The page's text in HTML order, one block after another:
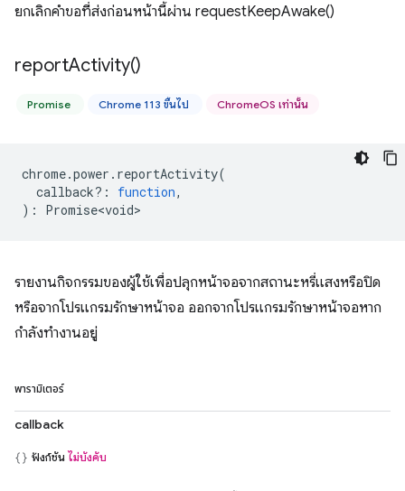
ยกเลิกคำขอที่ส่งก่อนหน้านี้ผ่าน requestKeepAwake()
reportActivity()
Promise Chrome 113 ขึ้นไป ChromeOS เท่านั้น
chrome.power . reportActivity(
callback? : function,
) : Promise<void>
รายงานกิจกรรมของผู้ใช้เพื่อปลุกหน้าจอจากสถานะหรี่แสงหรือปิด
หรือจากโปรแกรมรักษาหน้าจอ ออกจากโปรแกรมรักษาหน้าจอหาก
กำลังทำงานอยู่
พารามิเตอร์
callback
ฟังก์ชัน ไม่บังคับ